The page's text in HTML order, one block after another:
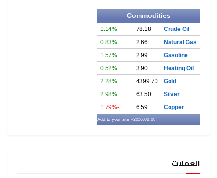
Commodities
Crude Oil
78.18
+1.14%
Natural Gas
2.66
+0.83%
Gasoline
2.99
+1.57%
Heating Oil
3.90
+0.52%
Gold
4399.70
+2.28%
Silver
63.50
+2.98%
Copper
6.59
-1.79%
2026.08.08
» Add to your site
العملات